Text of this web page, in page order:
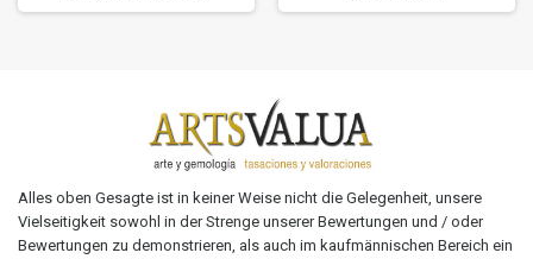
Alles oben Gesagte ist in keiner Weise nicht die Gelegenheit, unsere
Vielseitigkeit sowohl in der Strenge unserer Bewertungen und / oder
Bewertungen zu demonstrieren, als auch im kaufmännischen Bereich ein